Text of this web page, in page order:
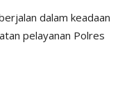
dalam keadaan
pelayanan Polres